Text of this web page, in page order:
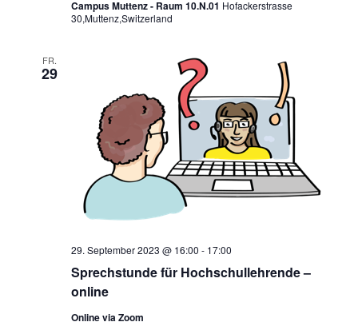
Campus Muttenz - Raum 10.N.01 Hofackerstrasse
30,Muttenz,Switzerland
FR.
29
Sprechstunde für Hochschullehrende –
online
29. September 2023 @ 16:00 - 17:00
Online via Zoom